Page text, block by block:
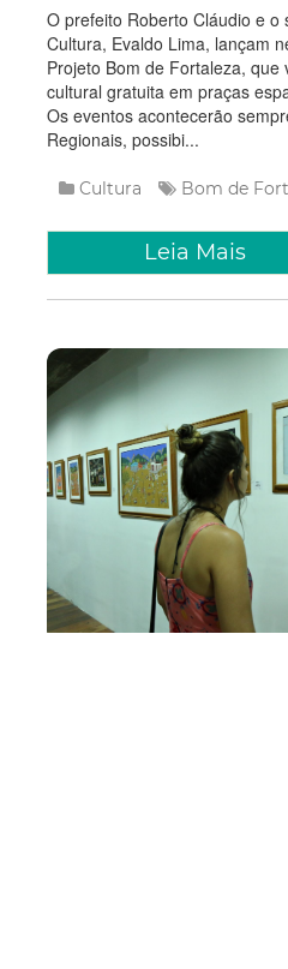
O prefeito Roberto Cláudio e o
Cultura, Evaldo Lima, lançam
Projeto Bom de Fortaleza,
cultural gratuita em praças
Os eventos acontecerão
Regionais, possibi...
Cultura Bom de
Leia Mais